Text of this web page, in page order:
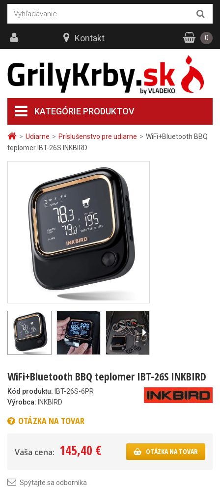
> Udiarne > Príslušenstvo pre udiarne > WiFi+Bluetooth BBQ
teplomer IBT-26S INKBIRD
WiFi+Bluetooth BBQ teplomer IBT-26S INKBIRD
Kód produktu: IBT-26S-6PR
Výrobca: INKBIRD
OTÁZKA NA TOVAR
Vaša cena: 145,40 € OTÁZKA NA TOVAR
Spýtajte sa odborníka
KATEGÓRIE PRODUKTOV
Kontakt 0